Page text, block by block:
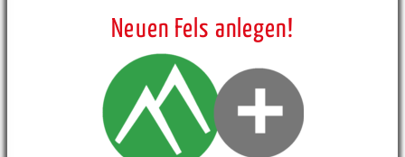
Neuen Fels anlegen!